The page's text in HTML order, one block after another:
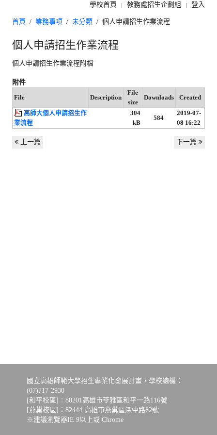
學校首頁 教務處招生企劃組 登入
首頁 業務事項 未分類 個人申請招生作業流程
個人申請招生作業流程
個人申請招生作業流程附檔
附件
File Description
File
size
Downloads Created
高師大個人申請招生作
業流程
304
kB
584
2019-07-
08 16:22
上一篇 下一篇
國立高雄師範大學招生專業化發展計畫，學校總機：
(07)717-2930
[和平校區]：80201高雄市苓雅區和平一路116號
[燕巢校區]：82444 高雄市燕巢區深中路62號
※建議瀏覽器IE 9以上或 Chrome